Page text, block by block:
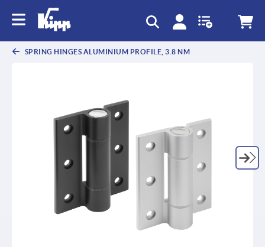
SPRING HINGES ALUMINIUM PROFILE, 3.8 NM